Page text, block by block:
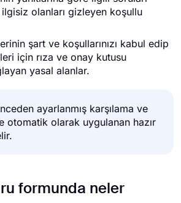
olanları gizleyen koşullu
şart ve koşullarınızı kabul edip
için rıza ve onay kutusu
yasal alanlar.
ayarlanmış karşılama ve
otomatik olarak uygulanan hazır
formunda neler